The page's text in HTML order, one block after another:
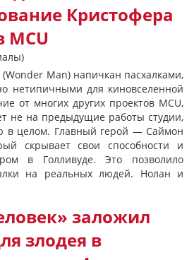
Кристофера
MCU
(Wonder Man) напичкан пасхалками,
нетипичными для киновселенной
от многих других проектов MCU,
не на предыдущие работы студии,
в целом. Главный герой — Саймон
скрывает свои способности и
в Голливуде. Это позволило
на реальных людей. Нолан и
заложил
злодея в